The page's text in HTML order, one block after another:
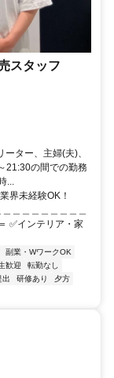
スタッフ
ター、主婦(夫)、
21:30の間での勤務
...
界未経験OK！
＿＿＿＿＿＿＿＿
✅インテリア・家
副業・WワークOK
歓迎
転勤なし
出 研修あり
夕方